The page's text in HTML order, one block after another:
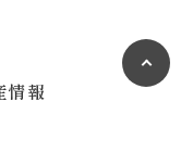
情報